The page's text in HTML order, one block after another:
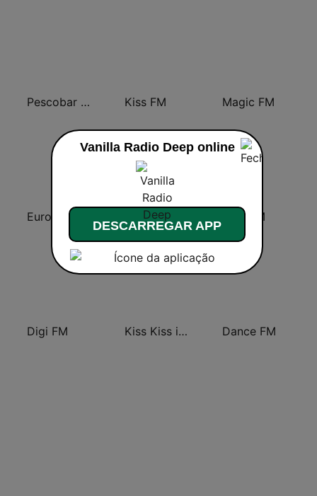
Pescobar Radio Kiss FM Magic FM
Europa FM Radio Zu RockFM
Digi FM Kiss Kiss in the Mix Radio Dance FM
Vanilla Radio Deep online
DESCARREGAR APP